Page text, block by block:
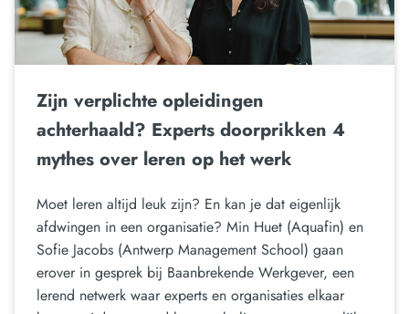
Zijn verplichte opleidingen
achterhaald? Experts doorprikken 4
mythes over leren op het werk
Moet leren altijd leuk zijn? En kan je dat eigenlijk
afdwingen in een organisatie? Min Huet (Aquafin) en
Sofie Jacobs (Antwerp Management School) gaan
erover in gesprek bij Baanbrekende Werkgever, een
lerend netwerk waar experts en organisaties elkaar